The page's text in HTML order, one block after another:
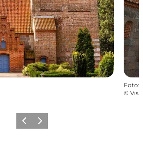
Foto:
©
ForrigeNæste